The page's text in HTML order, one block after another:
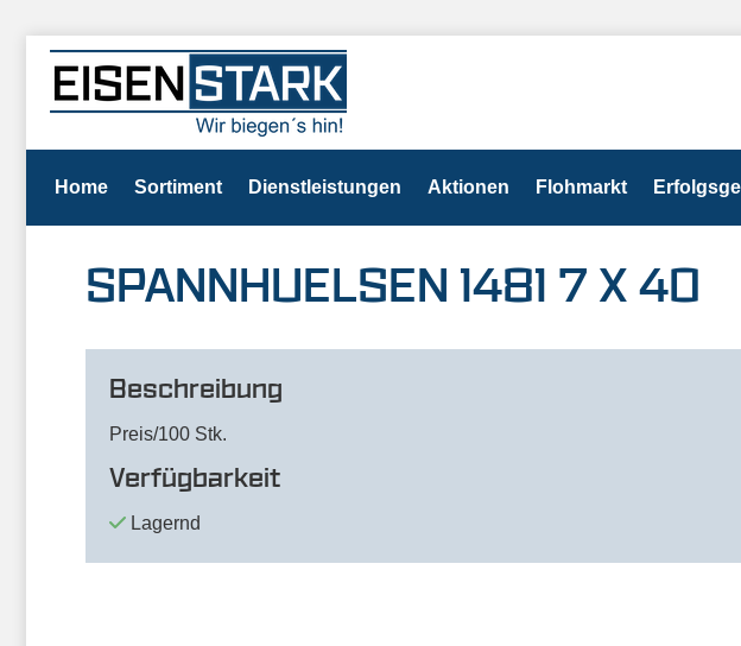
Home Sortiment Dienstleistungen Aktionen Flohmarkt
SPANNHUELSEN 1481 7 X 40
Beschreibung
Preis/100 Stk.
Verfügbarkeit
Lagernd